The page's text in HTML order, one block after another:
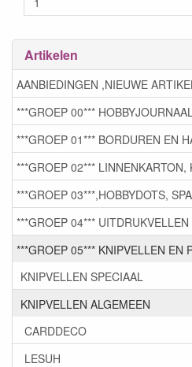
Artikelen
AANBIEDINGEN ,NIEUWE
***GROEP 00***
***GROEP 01*** BORDUREN EN
***GROEP 02*** LINNENKARTON,
***GROEP 03***,HOBBYDOTS,
***GROEP 04*** UITDRUKVELLEN
***GROEP 05*** KNIPVELLEN EN
KNIPVELLEN SPECIAAL
KNIPVELLEN ALGEMEEN
CARDDECO
LESUH